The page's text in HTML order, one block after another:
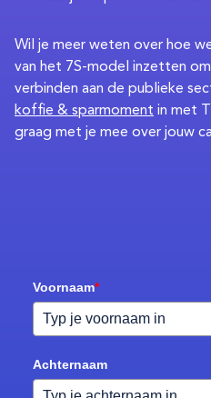
Wil je meer weten over hoe
van het 7S-model inzetten
verbinden aan de publieke
koffie & sparmoment in met
graag met je mee over jouw
Voornaam*
Achternaam